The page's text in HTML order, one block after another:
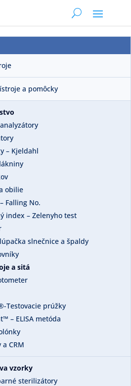
a pomôcky
– Kjeldahl
obilie
Falling No.
index – Zelenyho test
slnečnice a špaldy
a sitá
Testovacie prúžky
– ELISA metóda
CRM
vzorky
sterilizátory